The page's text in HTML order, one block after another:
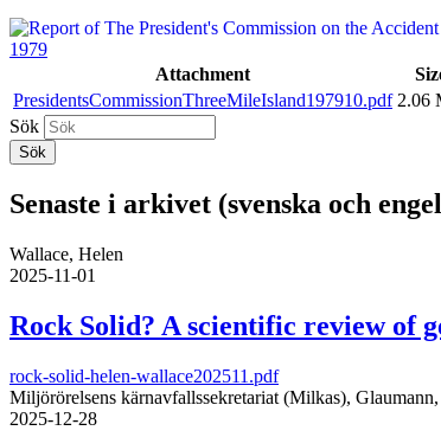
1979
Attachment
PresidentsCommissionThreeMileIsland197910.pdf 2.06
Sök
Senaste i arkivet (svenska och
Wallace, Helen
2025-11-01
Rock Solid? A scientific review of
rock-solid-helen-wallace202511.pdf
Miljörörelsens kärnavfallssekretariat (Milkas),
2025-12-28